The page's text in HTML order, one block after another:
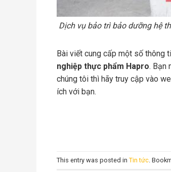
Dịch vụ bảo trì bảo dưỡng hệ
Bài viết cung cấp một số thông
nghiệp thực phẩm Hapro. Bạn
chúng tôi thì hãy truy cập vào
ích với bạn.
This entry was posted in Tin tức .